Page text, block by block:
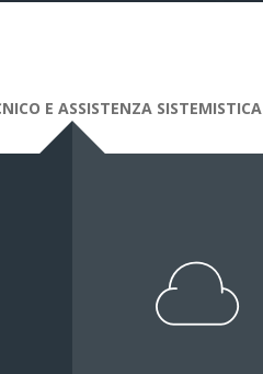
E ASSISTENZA SISTEMISTICA